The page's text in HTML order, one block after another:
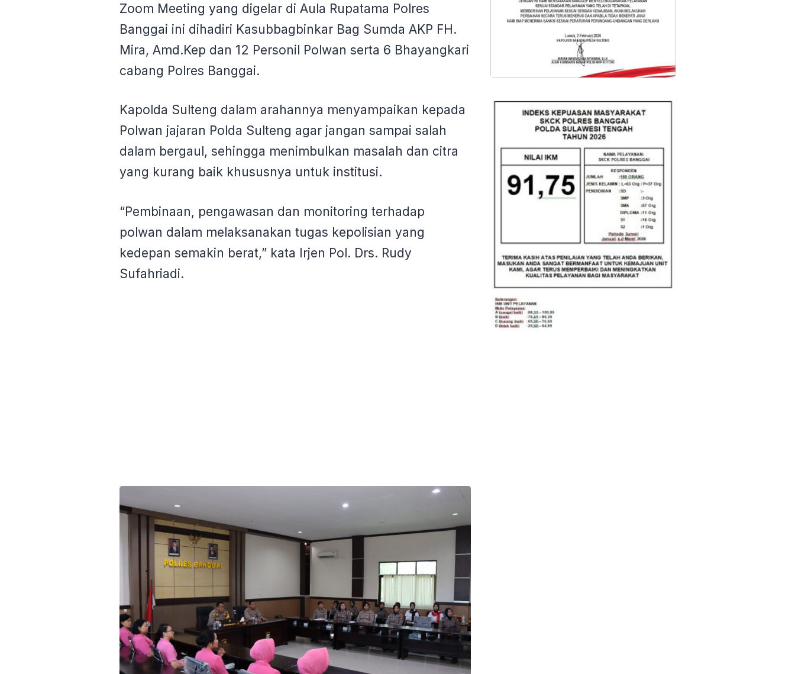
Zoom Meeting yang digelar di Aula Rupatama Polres
Banggai ini dihadiri Kasubbagbinkar Bag Sumda AKP FH.
Mira, Amd.Kep dan 12 Personil Polwan serta 6 Bhayangkari
cabang Polres Banggai.
Kapolda Sulteng dalam arahannya menyampaikan kepada
Polwan jajaran Polda Sulteng agar jangan sampai salah
dalam bergaul, sehingga menimbulkan masalah dan citra
yang kurang baik khususnya untuk institusi.
“Pembinaan, pengawasan dan monitoring terhadap
polwan dalam melaksanakan tugas kepolisian yang
kedepan semakin berat,” kata Irjen Pol. Drs. Rudy
Sufahriadi.